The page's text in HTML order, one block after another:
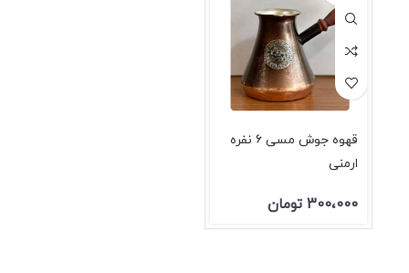
قهوه جوش مسی ۶ نفره
ارمنی
300،000 تومان